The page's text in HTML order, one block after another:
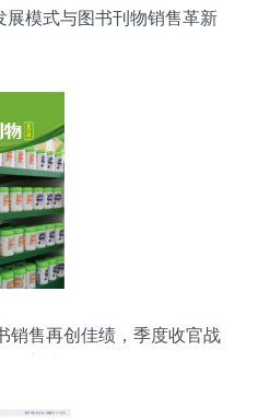
展模式与图书刊物销售革新
销售再创佳绩，季度收官战